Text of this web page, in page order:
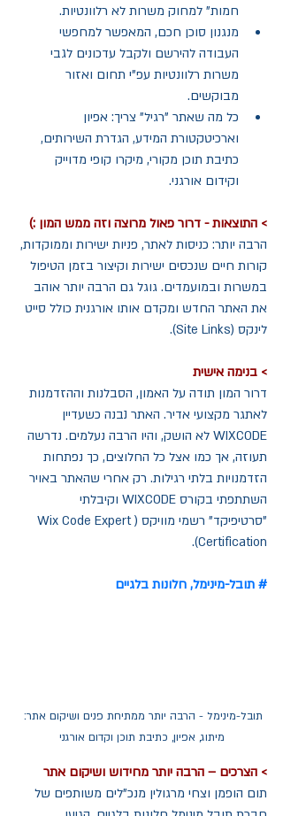
חמות" למחוק משרות לא רלוונטיות.
מנגנון סוכן חכם, המאפשר למחפשי
העבודה להירשם ולקבל עדכונים לגבי
משרות רלוונטיות עפ"י תחום ואזור
מבוקשים.
כל מה שאתר "רגיל" צריך: אפיון
וארכיטקטורת המידע, הגדרת השירותים,
כתיבת תוכן מקורי, מיקרו קופי מדוייק
וקידום אורגני.
> התוצאות - דרור פאול מרוצה וזה ממש המון :)
הרבה יותר: כניסות לאתר, פניות ישירות וממוקדות,
קורות חיים שנכסים ישירות וקיצור בזמן הטיפול
במשרות ובמועמדים. גוגל גם הרבה יותר אוהב
את האתר החדש ומקדם אותו אורגנית כולל סייט
לינקס (Site Links).
> בנימה אישית
דרור המון תודה על האמון, הסבלנות וההזדמנות
לאתגר מקצועי אדיר. האתר נבנה כשעדיין
WIXCODE לא הושק, והיו הרבה נעלמים. נדרשה
תעוזה, אך כמו אצל כל החלוצים, כך נפתחות
הזדמנויות בלתי רגילות. רק אחרי שהאתר באויר
השתתפתי בקורס WIXCODE וקיבלתי
"סרטיפיקד" רשמי מוויקס (Wix Code Expert
Certification).
# תובל-מינימל, חלונות בלגיים
תובל-מינימל - הרבה יותר ממתיחת פנים ושיקום אתר:
מיתוג, אפיון, כתיבת תוכן וקדום אורגני
> הצרכים – הרבה יותר מחידוש ושיקום אתר
תום הופמן וצחי מרגולין מנכ"לים משותפים של